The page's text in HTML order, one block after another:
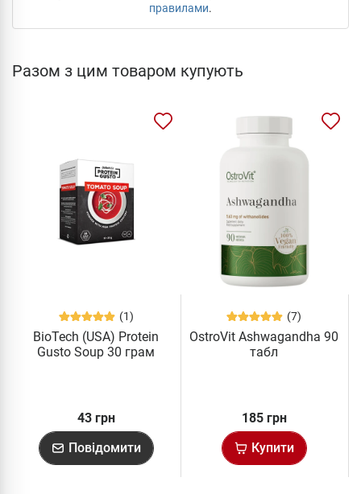
правилами.
Разом з цим товаром купують
(1)
BioTech (USA) Protein
Gusto Soup 30 грам
43 грн
Повідомити
(7)
OstroVit Ashwagandha 90
табл
185 грн
Купити